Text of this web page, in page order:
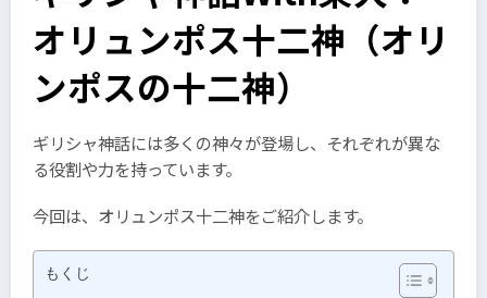
オリュンポス十二神（オリ
ンポスの十二神）
ギリシャ神話には多くの神々が登場し、それぞれが異な
る役割や力を持っています。
今回は、オリュンポス十二神をご紹介します。
もくじ